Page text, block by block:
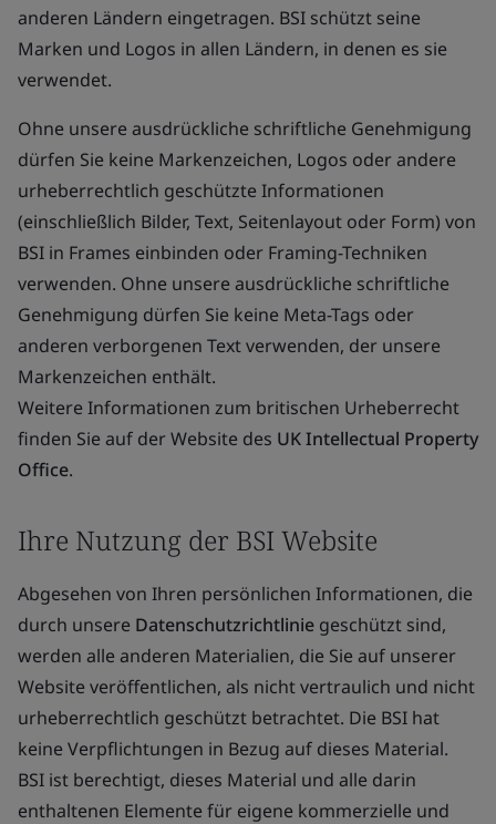
anderen Ländern eingetragen. BSI schützt seine
Marken und Logos in allen Ländern, in denen es sie
verwendet.
Ohne unsere ausdrückliche schriftliche Genehmigung
dürfen Sie keine Markenzeichen, Logos oder andere
urheberrechtlich geschützte Informationen
(einschließlich Bilder, Text, Seitenlayout oder Form) von
BSI in Frames einbinden oder Framing-Techniken
verwenden. Ohne unsere ausdrückliche schriftliche
Genehmigung dürfen Sie keine Meta-Tags oder
anderen verborgenen Text verwenden, der unsere
Markenzeichen enthält.
Weitere Informationen zum britischen Urheberrecht
finden Sie auf der Website des UK Intellectual Property
Office.
Ihre Nutzung der BSI Website
Abgesehen von Ihren persönlichen Informationen, die
durch unsere Datenschutzrichtlinie geschützt sind,
werden alle anderen Materialien, die Sie auf unserer
Website veröffentlichen, als nicht vertraulich und nicht
urheberrechtlich geschützt betrachtet. Die BSI hat
keine Verpflichtungen in Bezug auf dieses Material.
BSI ist berechtigt, dieses Material und alle darin
enthaltenen Elemente für eigene kommerzielle und